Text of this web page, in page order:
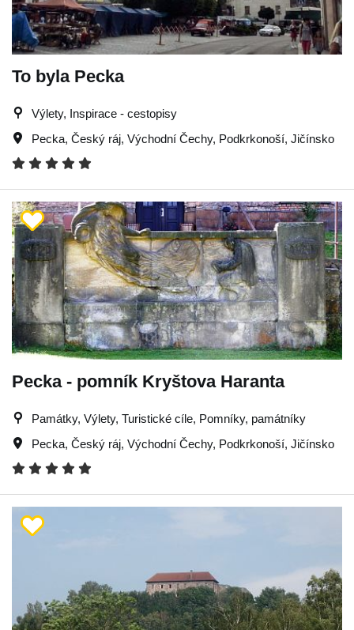
To byla Pecka
Výlety, Inspirace - cestopisy
Pecka, Český ráj, Východní Čechy, Podkrkonoší, Jičínsko
Pecka - pomník Kryštova Haranta
Památky, Výlety, Turistické cíle, Pomníky, památníky
Pecka, Český ráj, Východní Čechy, Podkrkonoší, Jičínsko